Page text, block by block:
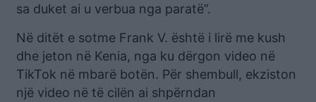
sa duket ai u verbua nga paratë”.
Në ditët e sotme Frank V. është i lirë me kush
dhe jeton në Kenia, nga ku dërgon video në
TikTok në mbarë botën. Për shembull, ekziston
një video në të cilën ai shpërndan